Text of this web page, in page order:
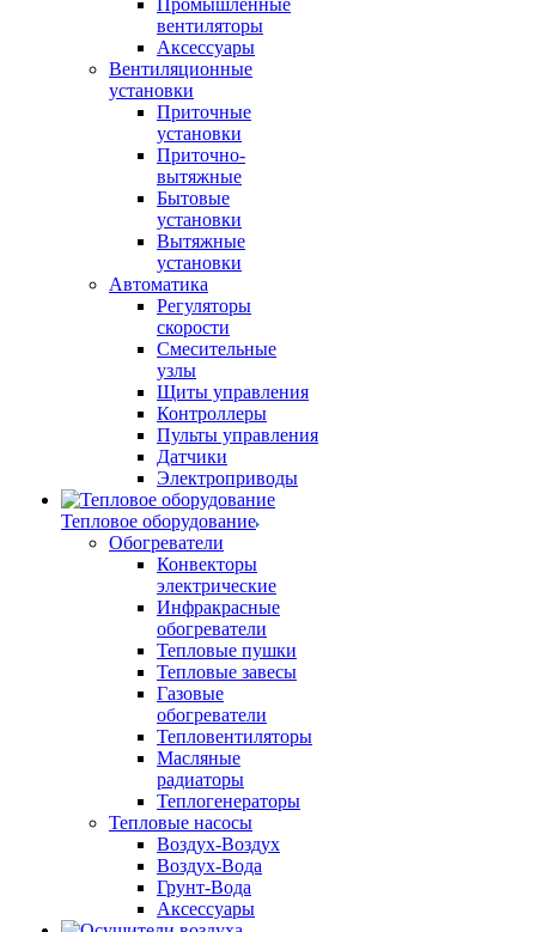
Промышленные
вентиляторы
Аксессуары
Вентиляционные
установки
Приточные
установки
Приточно-
вытяжные
Бытовые
установки
Вытяжные
установки
Автоматика
Регуляторы
скорости
Смесительные
узлы
Щиты управления
Контроллеры
Пульты управления
Датчики
Электроприводы
Тепловое оборудование
Обогреватели
Конвекторы
электрические
Инфракрасные
обогреватели
Тепловые пушки
Тепловые завесы
Газовые
обогреватели
Тепловентиляторы
Масляные
радиаторы
Теплогенераторы
Тепловые насосы
Воздух-Воздух
Воздух-Вода
Грунт-Вода
Аксессуары